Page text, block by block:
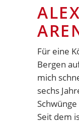
Für eine
Bergen
mich
sechs
Seit dem